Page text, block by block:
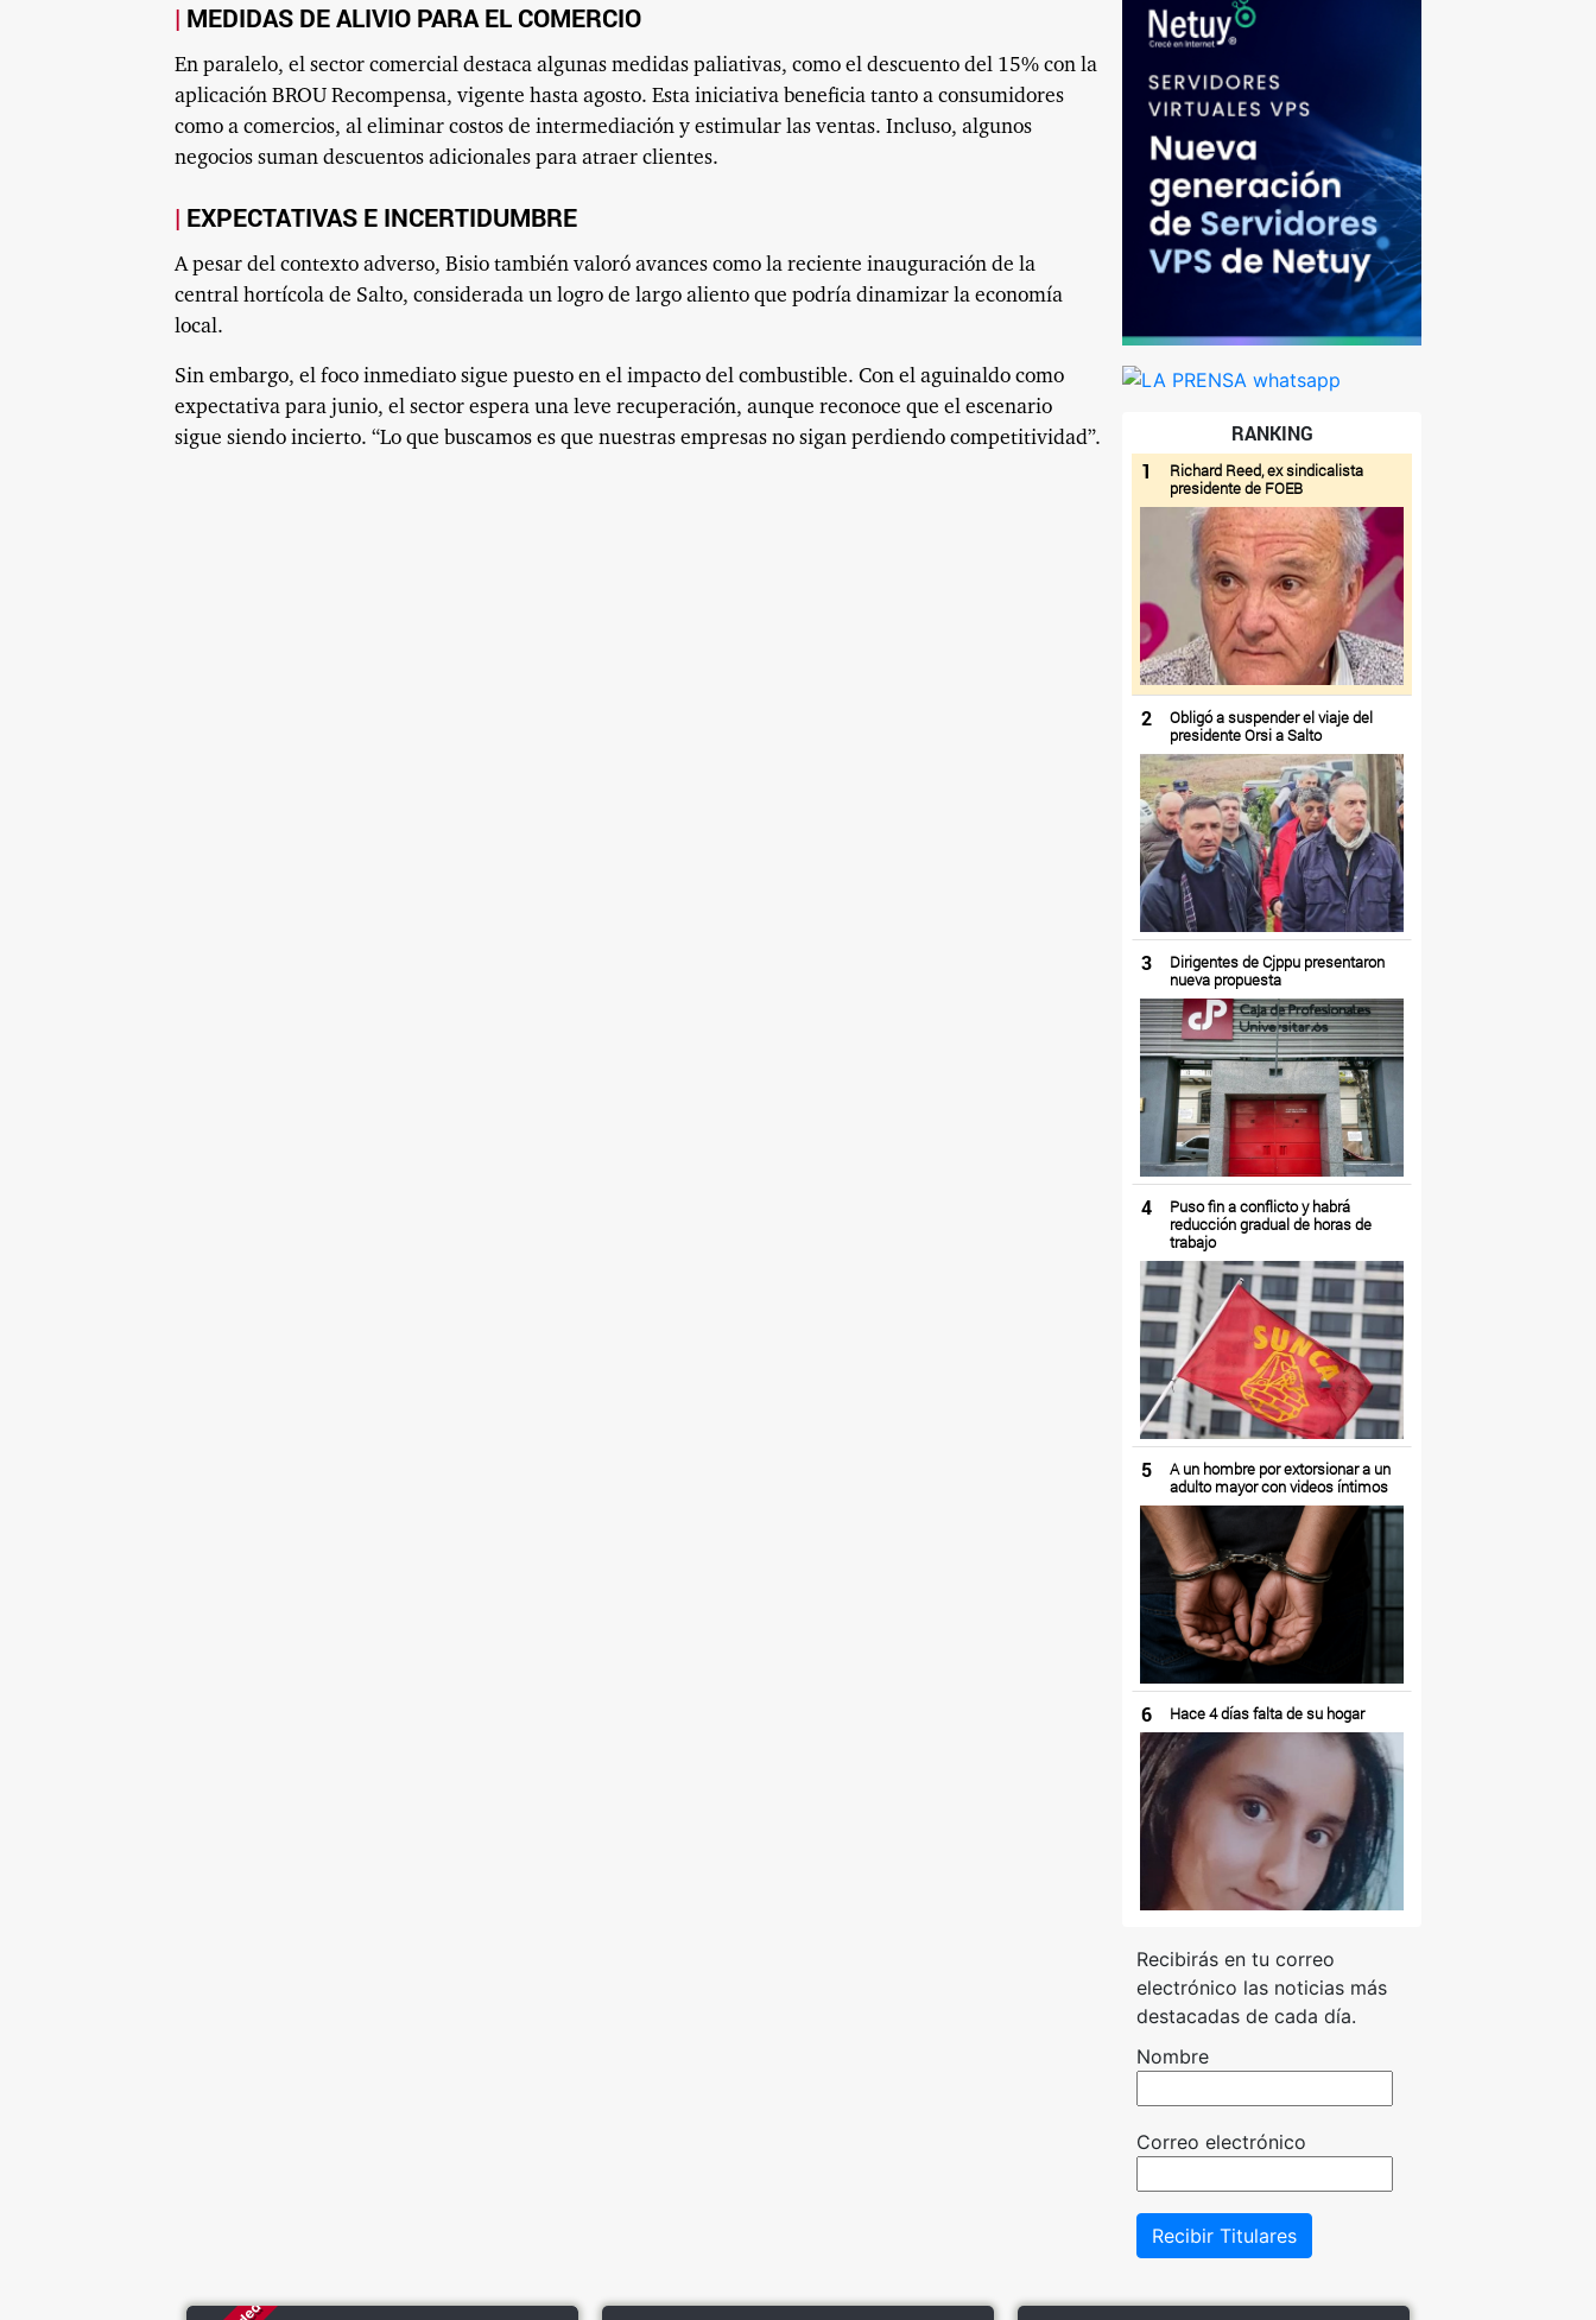
MEDIDAS DE ALIVIO PARA EL COMERCIO
En paralelo, el sector comercial destaca algunas medidas paliativas, como el descuento del 15% con la
aplicación BROU Recompensa, vigente hasta agosto. Esta iniciativa beneficia tanto a consumidores
como a comercios, al eliminar costos de intermediación y estimular las ventas. Incluso, algunos
negocios suman descuentos adicionales para atraer clientes.
EXPECTATIVAS E INCERTIDUMBRE
A pesar del contexto adverso, Bisio también valoró avances como la reciente inauguración de la
central hortícola de Salto, considerada un logro de largo aliento que podría dinamizar la economía
local.
Sin embargo, el foco inmediato sigue puesto en el impacto del combustible. Con el aguinaldo como
expectativa para junio, el sector espera una leve recuperación, aunque reconoce que el escenario
sigue siendo incierto. “Lo que buscamos es que nuestras empresas no sigan perdiendo competitividad”.
RANKING
1
Richard Reed, ex sindicalista
presidente de FOEB
2
Obligó a suspender el viaje del
presidente Orsi a Salto
3
Dirigentes de Cjppu presentaron
nueva propuesta
4
Puso fin a conflicto y habrá
reducción gradual de horas de
trabajo
5
A un hombre por extorsionar a un
adulto mayor con videos íntimos
6 Hace 4 días falta de su hogar
Recibirás en tu correo
electrónico las noticias más
destacadas de cada día.
Nombre
Correo electrónico
Recibir Titulares